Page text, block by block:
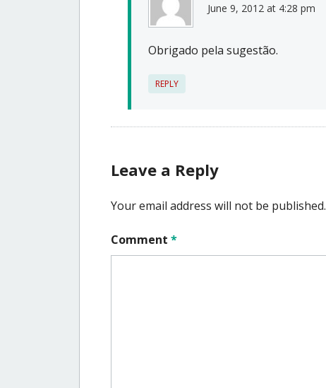
June 9, 2012 at 4:28 pm
Obrigado pela sugestão.
REPLY
Leave a Reply
Your email address will not be published.
Comment *